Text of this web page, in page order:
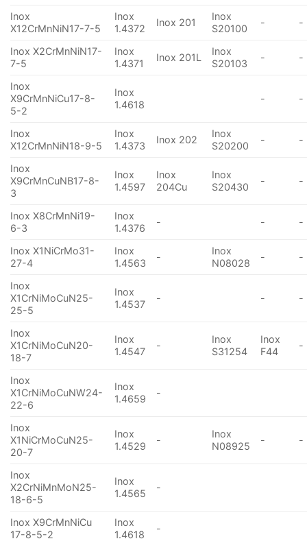
Inox
X12CrMnNiN17-7-5
Inox
1.4372
Inox 201
Inox
S20100
- -
Inox X2CrMnNiN17-
7-5
Inox
1.4371
Inox 201L
Inox
S20103
- -
Inox
X9CrMnNiCu17-8-
5-2
Inox
1.4618
- -
Inox
X12CrMnNiN18-9-5
Inox
1.4373
Inox 202
Inox
S20200
- -
Inox
X9CrMnCuNB17-8-
3
Inox
1.4597
Inox
204Cu
Inox
S20430
- -
Inox X8CrMnNi19-
6-3
Inox
1.4376
- - -
Inox X1NiCrMo31-
27-4
Inox
1.4563
-
Inox
N08028
- -
Inox
X1CrNiMoCuN25-
25-5
Inox
1.4537
- - -
Inox
X1CrNiMoCuN20-
18-7
Inox
1.4547
-
Inox
S31254
Inox
F44
-
Inox
X1CrNiMoCuNW24-
22-6
Inox
1.4659
-
Inox
X1NiCrMoCuN25-
20-7
Inox
1.4529
-
Inox
N08925
- -
Inox
X2CrNiMnMoN25-
18-6-5
Inox
1.4565
-
Inox X9CrMnNiCu
17-8-5-2
Inox
1.4618
-